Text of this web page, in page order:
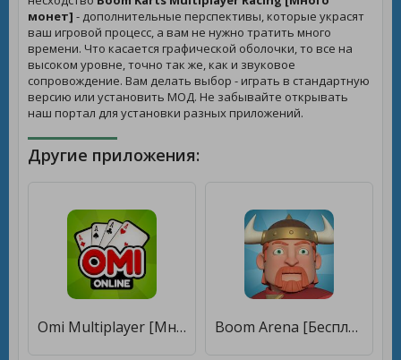
монет] - дополнительные перспективы, которые украсят
ваш игровой процесс, а вам не нужно тратить много
времени. Что касается графической оболочки, то все на
высоком уровне, точно так же, как и звуковое
сопровождение. Вам делать выбор - играть в стандартную
версию или установить МОД. Не забывайте открывать
наш портал для установки разных приложений.
Другие приложения:
Omi Multiplayer [Много монет] Boom Arena [Бесплатные покупки]